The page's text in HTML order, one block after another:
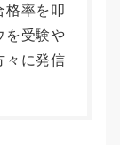
格率を叩
を受験や
々に発信